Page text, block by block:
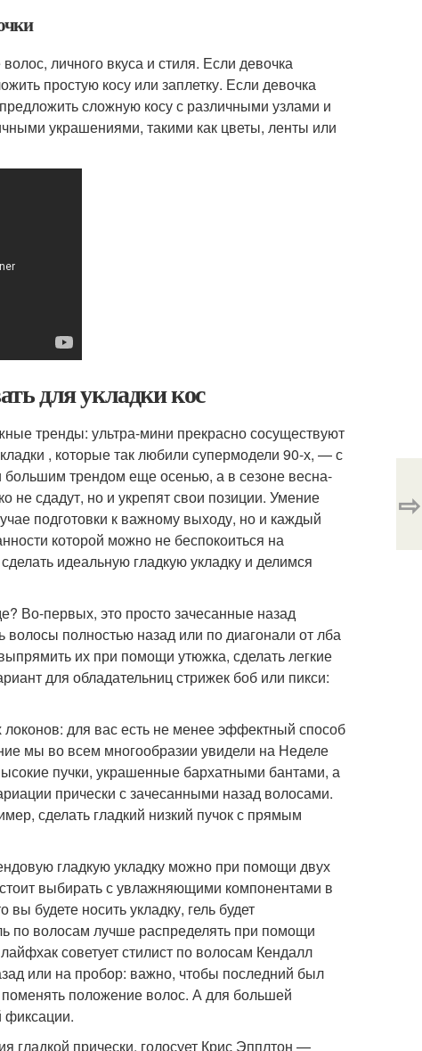
личного вкуса и стиля. Если девочка
простую косу или заплетку. Если девочка
сложную косу с различными узлами и
украшениями, такими как цветы, ленты или
для укладки кос
тренды: ультра-мини прекрасно сосуществуют
, которые так любили супермодели 90-х, — с
трендом еще осенью, а в сезоне весна-
не сдадут, но и укрепят свои позиции. Умение
подготовки к важному выходу, но и каждый
которой можно не беспокоиться на
идеальную гладкую укладку и делимся
Во-первых, это просто зачесанные назад
полностью назад или по диагонали от лба
их при помощи утюжка, сделать легкие
для обладательниц стрижек боб или пикси:
для вас есть не менее эффектный способ
мы во всем многообразии увидели на Неделе
пучки, украшенные бархатными бантами, а
прически с зачесанными назад волосами.
сделать гладкий низкий пучок с прямым
гладкую укладку можно при помощи двух
выбирать с увлажняющими компонентами в
будете носить укладку, гель будет
по волосам лучше распределять при помощи
советует стилист по волосам Кендалл
или на пробор: важно, чтобы последний был
положение волос. А для большей
фиксации.
гладкой прически, голосует Крис Эпплтон —
⇨